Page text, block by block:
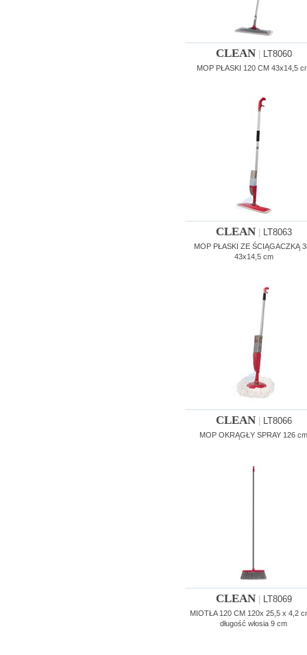
CLEAN LT8060
MOP PŁASKI 120 CM 43x14,5
CLEAN LT8063
MOP PŁASKI ZE ŚCIĄGACZKĄ
43x14,5 cm
CLEAN LT8066
MOP OKRĄGŁY SPRAY 126 cm
CLEAN LT8069
MIOTŁA 120 CM 120x 25,5 x 4,2
długość włosia 9 cm